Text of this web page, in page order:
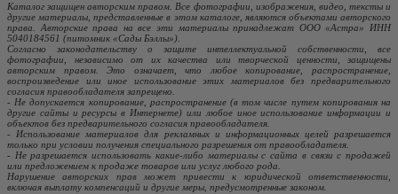
Каталог защищен авторским правом. Все фотографии, изображения, видео, тексты и
другие материалы, представленные в этом каталоге, являются объектами авторского
права. Авторские права на все эти материалы принадлежат ООО «Астра» ИНН
5040184561 (питомник «Сады Бэллы»).
Согласно законодательству о защите интеллектуальной собственности, все
фотографии, независимо от их качества или творческой ценности, защищены
авторским правом. Это означает, что любое копирование, распространение,
воспроизведение или иное использование этих материалов без предварительного
согласия правообладателя запрещено.
- Не допускается копирование, распространение (в том числе путем копирования на
другие сайты и ресурсы в Интернете) или любое иное использование информации и
объектов без предварительного согласия правообладателя.
- Использование материалов для рекламных и информационных целей разрешается
только при условии получения специального разрешения от правообладателя.
- Не разрешается использовать какие-либо материалы с сайта в связи с продажей
или предложением к продаже товаров или услуг любого рода.
Нарушение авторских прав может привести к юридической ответственности,
включая выплату компенсаций и другие меры, предусмотренные законом.